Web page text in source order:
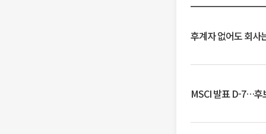
후계자 없어도 회사
MSCI 발표 D-7…후